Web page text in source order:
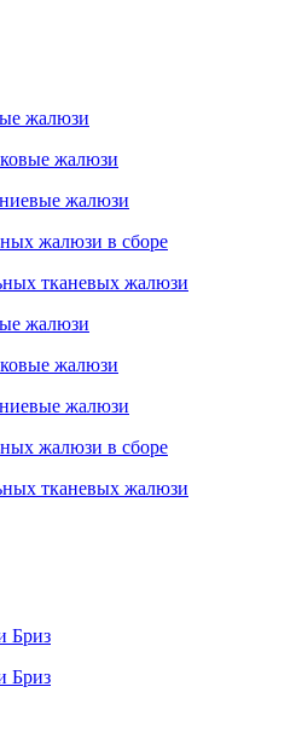
жалюзи
жалюзи
жалюзи
жалюзи в сборе
тканевых жалюзи
жалюзи
жалюзи
жалюзи
жалюзи в сборе
тканевых жалюзи
Бриз
Бриз